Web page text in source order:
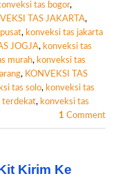
tas bogor,
TAS JAKARTA,
, konveksi tas jakarta
JOGJA, konveksi tas
murah, konveksi tas
, KONVEKSI TAS
tas solo, konveksi tas
terdekat, konveksi tas
1 Comment
Kirim Ke